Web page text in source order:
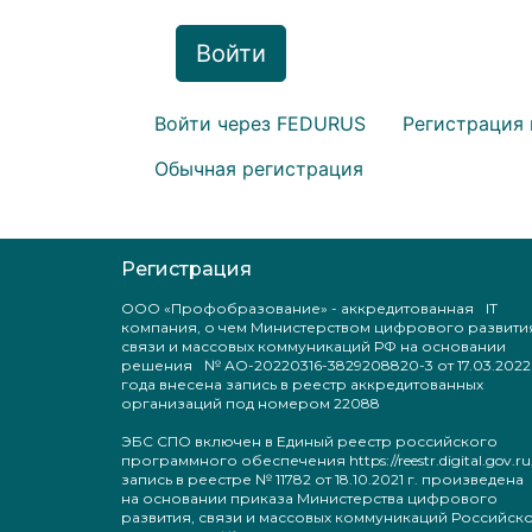
Войти
Войти через FEDURUS
Обычная регистрация
Регистрация
ООО «Профобразование» - аккредитованная IT
компания, о чем Министерством цифрового
связи и массовых коммуникаций РФ на основании
решения № АО-20220316-3829208820-3 от 17.03.2022
года внесена запись в реестр аккредитованных
организаций под номером 22088
ЭБС СПО включен в Единый реестр российского
программного обеспечения https://reestr.digital.gov.ru,
запись в реестре № 11782 от 18.10.2021 г. произведена
на основании приказа Министерства цифрового
развития, связи и массовых коммуникаций